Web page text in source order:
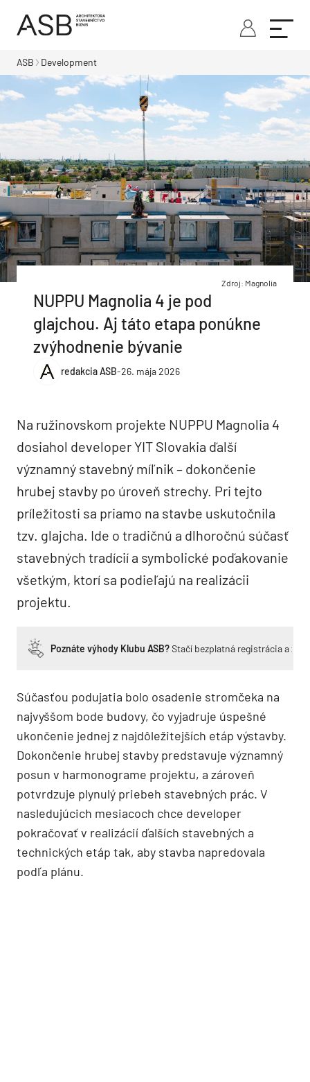
ASB Development
Zdroj: Magnolia
NUPPU Magnolia 4 je pod
glajchou. Aj táto etapa ponúkne
zvýhodnenie bývanie
redakcia ASB-26. mája 2026
Na ružinovskom projekte NUPPU Magnolia 4
dosiahol developer YIT Slovakia ďalší
významný stavebný míľnik – dokončenie
hrubej stavby po úroveň strechy. Pri tejto
príležitosti sa priamo na stavbe uskutočnila
tzv. glajcha. Ide o tradičnú a dlhoročnú súčasť
stavebných tradícií a symbolické poďakovanie
všetkým, ktorí sa podieľajú na realizácii
projektu.
Poznáte výhody Klubu ASB?Stačí bezplatná registrácia a
Súčasťou podujatia bolo osadenie stromčeka na
najvyššom bode budovy, čo vyjadruje úspešné
ukončenie jednej z najdôležitejších etáp výstavby.
Dokončenie hrubej stavby predstavuje významný
posun v harmonograme projektu, a zároveň
potvrdzuje plynulý priebeh stavebných prác. V
nasledujúcich mesiacoch chce developer
pokračovať v realizácií ďalších stavebných a
technických etáp tak, aby stavba napredovala
podľa plánu.